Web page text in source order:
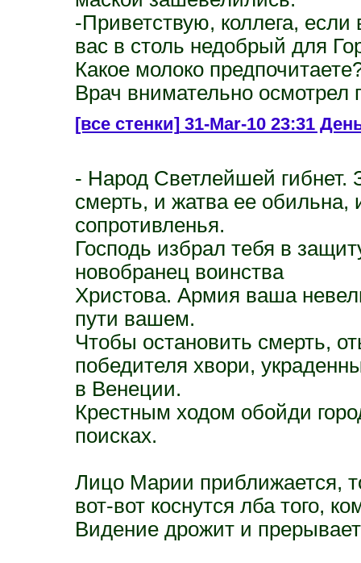
-Приветствую, коллега,
вас в столь недобрый для
Какое молоко
Врач внимательно осмотрел
[все стенки]31-Mar-10 23:31
- Народ Светлейшей гибнет.
смерть, и жатва ее обильна,
сопротивленья.
Господь избрал тебя в
новобранец воинства
Христова. Армия ваша
пути вашем.
Чтобы остановить смерть,
победителя хвори,
в Венеции.
Крестным ходом обойди
поисках.
Лицо Марии приближается,
вот-вот коснутся лба того,
Видение дрожит и